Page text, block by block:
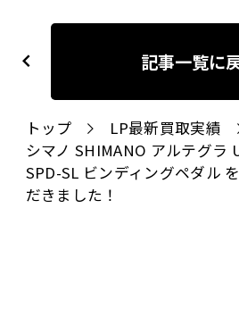
稿
ゲ
ー
シ
previous 記事一覧に
トップ
LP最新買取実績
シマノ SHIMANO アルテグラ
SPD-SL ビンディングペダル
だきました！